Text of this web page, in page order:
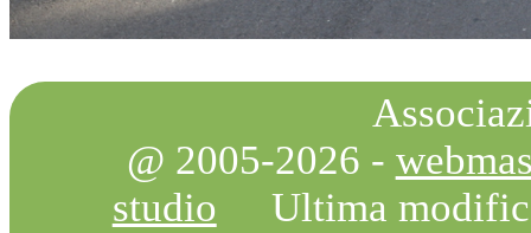
@ 2005-2026 -
studio
Ultima